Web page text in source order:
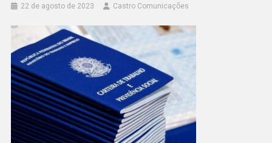
22 de agosto de 2023 Castro Comunicações